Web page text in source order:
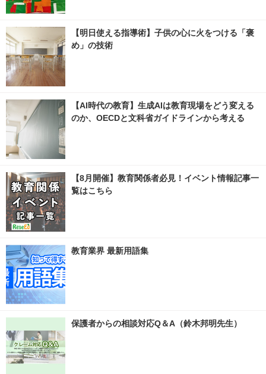
【明日使える指導術】子供の心に火をつける「褒
め」の技術
【AI時代の教育】生成AIは教育現場をどう変える
のか、OECDと文科省ガイドラインから考える
【8月開催】教育関係者必見！イベント情報記事一
覧はこちら
教育業界 最新用語集
保護者からの相談対応Q＆A（鈴木邦明先生）